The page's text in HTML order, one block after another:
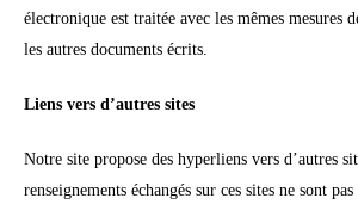
électronique est traitée avec les mêmes mesures
les autres documents écrits.
Liens vers d’autres sites
Notre site propose des hyperliens vers d’autres
renseignements échangés sur ces sites ne sont